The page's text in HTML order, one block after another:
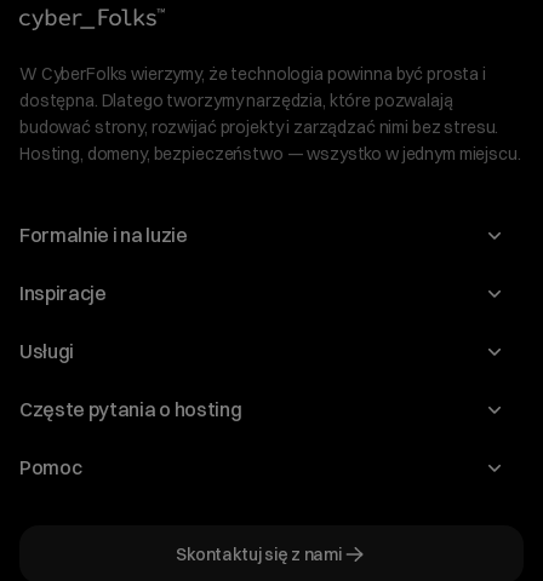
W CyberFolks wierzymy, że technologia powinna być prosta i
dostępna. Dlatego tworzymy narzędzia, które pozwalają
budować strony, rozwijać projekty i zarządzać nimi bez stresu.
Hosting, domeny, bezpieczeństwo — wszystko w jednym miejscu.
Formalnie i na luzie
O nas
Program Korzyści dla Inwestorów
Regulaminy i specyfikacje
Inspiracje
Blog
WordPress
Audyt stron
Usługi
Domeny
Hosting dla WooCommerce
Częste pytania o hosting
Jak przenieść stronę?
Pomoc
Skontaktuj się z nami